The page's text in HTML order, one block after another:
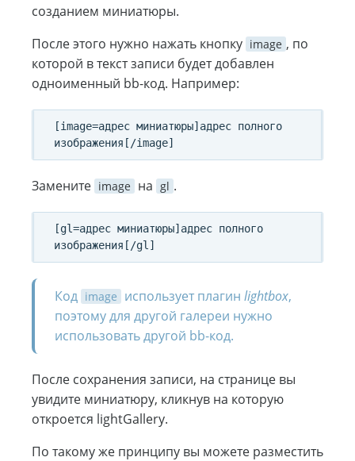
созданием миниатюры.
После этого нужно нажать кнопку image , по
которой в текст записи будет добавлен
одноименный bb-код. Например:
[image=адрес миниатюры]адрес полного
Замените image на gl .
[gl=адрес миниатюры]адрес полного
Код image использует плагин lightbox,
поэтому для другой галереи нужно
использовать другой bb-код.
После сохранения записи, на странице вы
увидите миниатюру, кликнув на которую
откроется lightGallery.
По такому же принципу вы можете разместить